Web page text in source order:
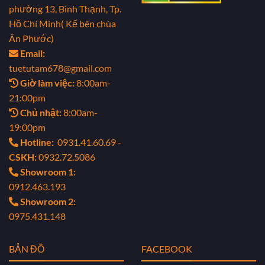
phường 13, Bình Thạnh, Tp.
Hồ Chí Minh( Kế bên chùa
Ân Phước)
Email:
tuetutam678@gmail.com
Giờ làm việc:8:00am-
21:00pm
Chủ nhật:8:00am-
19:00pm
Hotline: 0931.41.60.69 -
CSKH:0932.72.5086
Showroom 1:
0912.463.193
Showroom 2:
0975.431.148
BẢN ĐỒ FACEBOOK